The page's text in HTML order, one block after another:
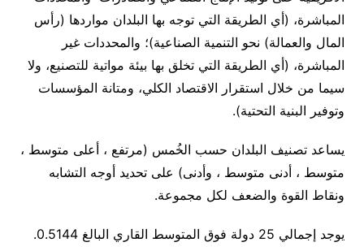
المباشرة، (أي الطريقة التي توجه بها البلدان مواردها (رأس
المال والعمالة) نحو التنمية الصناعية)؛ والمحددات غير
المباشرة، (أي الطريقة التي تخلق بها بيئة مواتية للتصنيع، ولا
سيما من خلال استقرار الاقتصاد الكلي، ومتانة المؤسسات
وتوفير البنية التحتية).
يساعد تصنيف البلدان حسب الخُمس (مرتفع ، أعلى متوسط ،
متوسط ، أدنى متوسط ، وأدنى) على تحديد أوجه التشابه
ونقاط القوة والضعف لكل مجموعة.
يوجد إجمالي 25 دولة فوق المتوسط القاري البالغ 0.5144 .